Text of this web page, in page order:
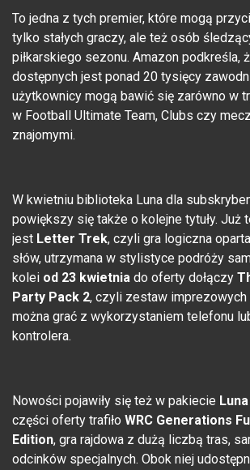
To jedna z tych premier, które mogą
tylko stałych graczy, ale też osób
piłkarskiego sezonu. Amazon podkreśla,
dostępnych jest ponad 20 tysięcy
użytkownicy mogą bawić się zarówno w
w Football Ultimate Team, Clubs czy
znajomymi.
W kwietniu biblioteka Luna dla
powiększy się także o kolejne tytuły. Już
jest Letter Trek, czyli gra logiczna
słów, utrzymana w stylistyce podróży
kolei od 23 kwietnia do oferty dołączy
Party Pack 2, czyli zestaw imprezowych
można grać z wykorzystaniem telefonu
kontrolera.
Nowości pojawiły się też w pakiecie
części oferty trafiło WRC Generations
Edition, gra rajdowa z dużą liczbą tras,
odcinków specjalnych. Obok niej